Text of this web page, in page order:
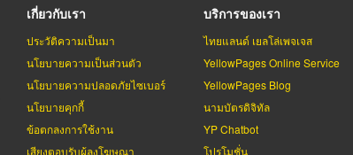
เกี่ยวกับเรา
ประวัติความเป็นมา
นโยบายความเป็นส่วนตัว
นโยบายความปลอดภัยไซเบอร์
นโยบายคุกกี้
ข้อตกลงการใช้งาน
เสียงตอบรับผู้ลงโฆษณา
บริการของเรา
ไทยแลนด์ เยลโล่เพจเจส
YellowPages Online Service
YellowPages Blog
นามบัตรดิจิทัล
YP Chatbot
โปรโมชั่น